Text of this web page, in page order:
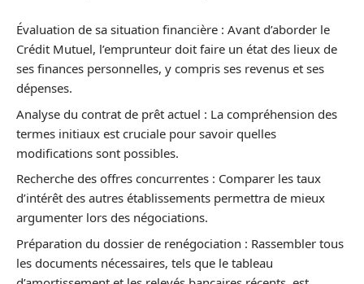
Évaluation de sa situation financière : Avant d’aborder le
Crédit Mutuel, l’emprunteur doit faire un état des lieux de
ses finances personnelles, y compris ses revenus et ses
dépenses.
Analyse du contrat de prêt actuel : La compréhension des
termes initiaux est cruciale pour savoir quelles
modifications sont possibles.
Recherche des offres concurrentes : Comparer les taux
d’intérêt des autres établissements permettra de mieux
argumenter lors des négociations.
Préparation du dossier de renégociation : Rassembler tous
les documents nécessaires, tels que le tableau